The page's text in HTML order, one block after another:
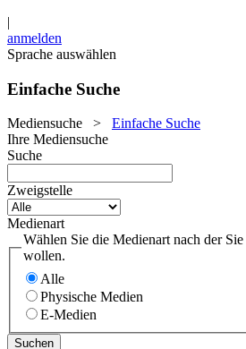
|
anmelden
Sprache auswählen
Einfache Suche
Mediensuche > Einfache Suche
Ihre Mediensuche
Suche
Zweigstelle
Medienart
Wählen Sie die Medienart nach der Sie
wollen.
Alle
Physische Medien
E-Medien